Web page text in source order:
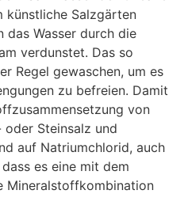
künstliche Salzgärten
das Wasser durch die
verdunstet. Das so
Regel gewaschen, um es
zu befreien. Damit
von
oder Steinsalz und
auf Natriumchlorid, auch
es eine mit dem
Mineralstoffkombination